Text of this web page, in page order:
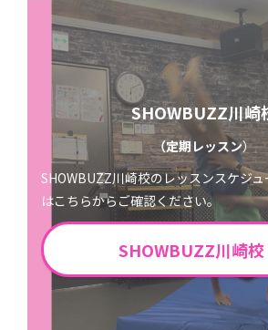
SHOWBUZZ川崎
（定期レッスン）
SHOWBUZZ川崎校のレッスンスケジ
はこちらからご確認ください。
SHOWBUZZ川崎校